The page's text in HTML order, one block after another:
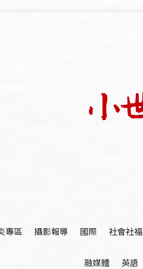
專區
攝影報導 國際 社會社福
融媒體 英語